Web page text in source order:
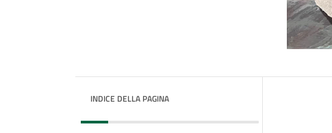
INDICE DELLA PAGINA